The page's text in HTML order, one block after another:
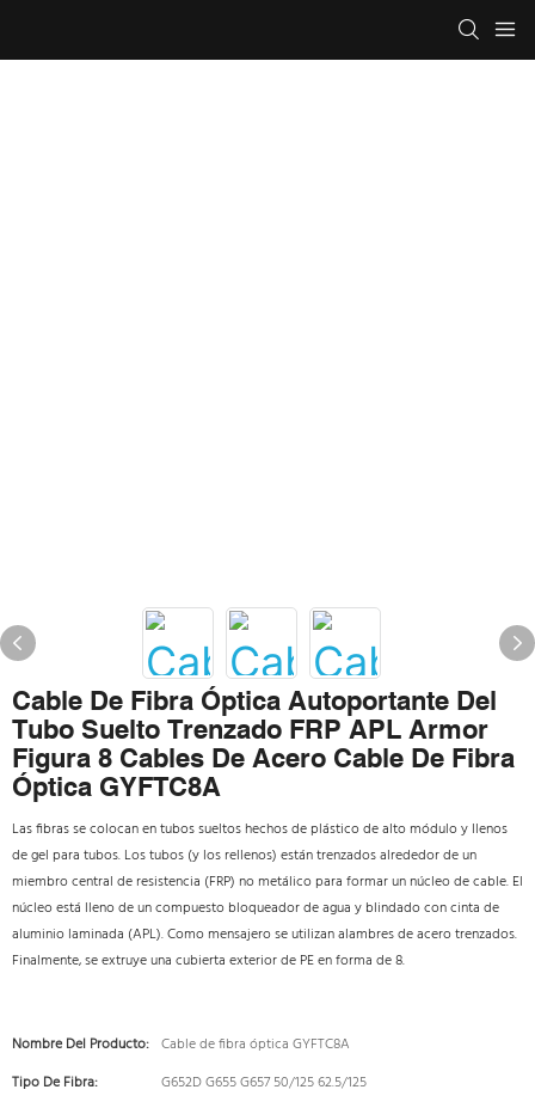
Cable De Fibra Óptica Autoportante Del
Tubo Suelto Trenzado FRP APL Armor
Figura 8 Cables De Acero Cable De Fibra
Óptica GYFTC8A
Las fibras se colocan en tubos sueltos hechos de plástico de alto módulo y llenos
de gel para tubos. Los tubos (y los rellenos) están trenzados alrededor de un
miembro central de resistencia (FRP) no metálico para formar un núcleo de cable. El
núcleo está lleno de un compuesto bloqueador de agua y blindado con cinta de
aluminio laminada (APL). Como mensajero se utilizan alambres de acero trenzados.
Finalmente, se extruye una cubierta exterior de PE en forma de 8.
Nombre Del Producto: Cable de fibra óptica GYFTC8A
Tipo De Fibra:
G652D G655 G657 50/125 62.5/125